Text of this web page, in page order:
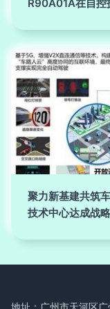
R90A01A在自控
聚力新基建共筑
技术中心达成战
地址：广州市天河区